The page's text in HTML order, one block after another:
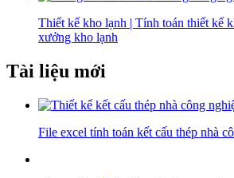
Thiết kế kho lạnh | Tính toán thiết kế
xưởng kho lạnh
Tài liệu mới
File excel tính toán kết cấu thép nhà